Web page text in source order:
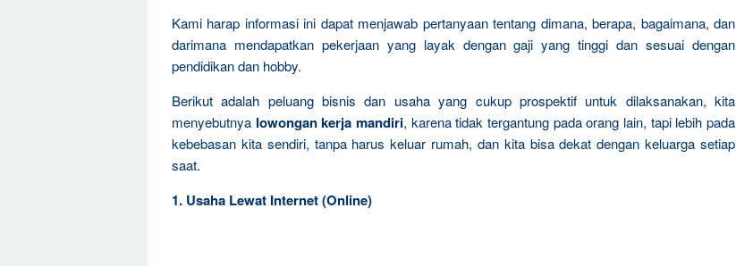
Kami harap informasi ini dapat menjawab pertanyaan tentang dimana, berapa, bagaimana, dan
darimana mendapatkan pekerjaan yang layak dengan gaji yang tinggi dan sesuai dengan
pendidikan dan hobby.
Berikut adalah peluang bisnis dan usaha yang cukup prospektif untuk dilaksanakan, kita
menyebutnya lowongan kerja mandiri, karena tidak tergantung pada orang lain, tapi lebih pada
kebebasan kita sendiri, tanpa harus keluar rumah, dan kita bisa dekat dengan keluarga setiap
saat.
1. Usaha Lewat Internet (Online)